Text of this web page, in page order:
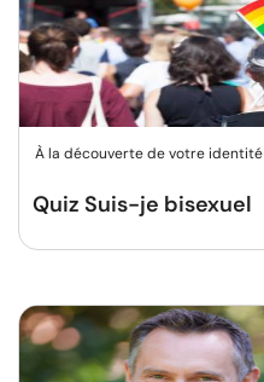
À la découverte de votre identité
Quiz Suis-je bisexuel